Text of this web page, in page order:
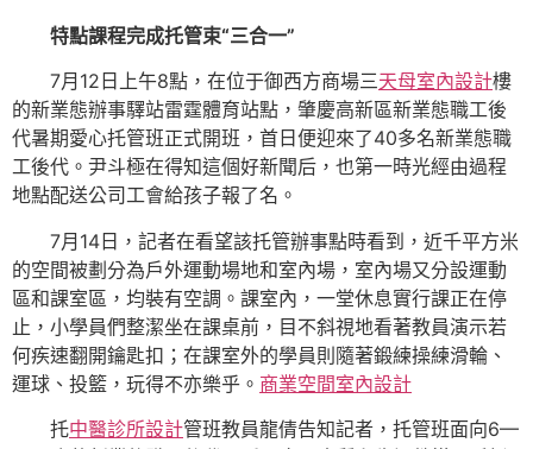
特點課程完成托管束“三合一”
7月12日上午8點，在位于御西方商場三天母室內設計樓
的新業態辦事驛站雷霆體育站點，肇慶高新區新業態職工後
代暑期愛心托管班正式開班，首日便迎來了40多名新業態職
工後代。尹斗極在得知這個好新聞后，也第一時光經由過程
地點配送公司工會給孩子報了名。
7月14日，記者在看望該托管辦事點時看到，近千平方米
的空間被劃分為戶外運動場地和室內場，室內場又分設運動
區和課室區，均裝有空調。課室內，一堂休息實行課正在停
止，小學員們整潔坐在課桌前，目不斜視地看著教員演示若
何疾速翻開鑰匙扣；在課室外的學員則隨著鍛練操練滑輪、
運球、投籃，玩得不亦樂乎。 商業空間室內設計
托中醫診所設計管班教員龍倩告知記者，托管班面向6—